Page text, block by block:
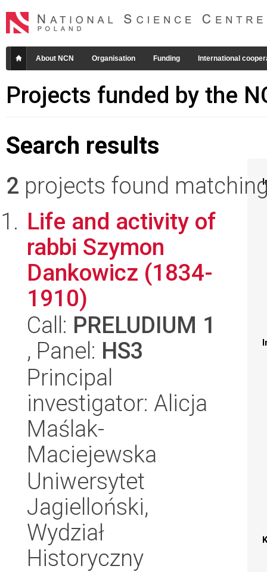
About NCN Organisation Funding International
Projects funded by the
Search results
2 projects found
Life and activity of
rabbi Szymon
Dankowicz (1834-
1910)
Call: PRELUDIUM 1
, Panel: HS3
Principal
investigator: Alicja
Maślak-
Maciejewska
Uniwersytet
Jagielloński,
Wydział
Historyczny